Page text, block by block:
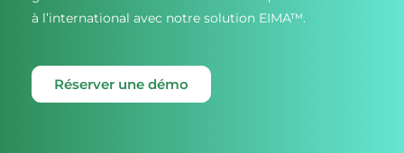
à l’international avec notre solution EIMA™.
Réserver une démo